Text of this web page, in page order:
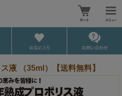
液 （35ml）【送料無料】